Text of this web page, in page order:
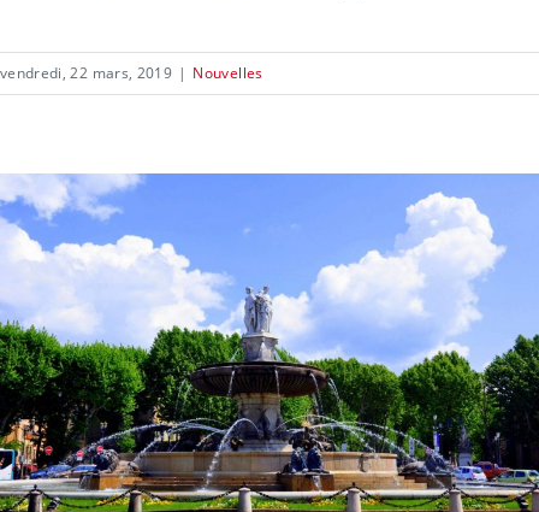
vendredi, 22 mars, 2019 | Nouvelles